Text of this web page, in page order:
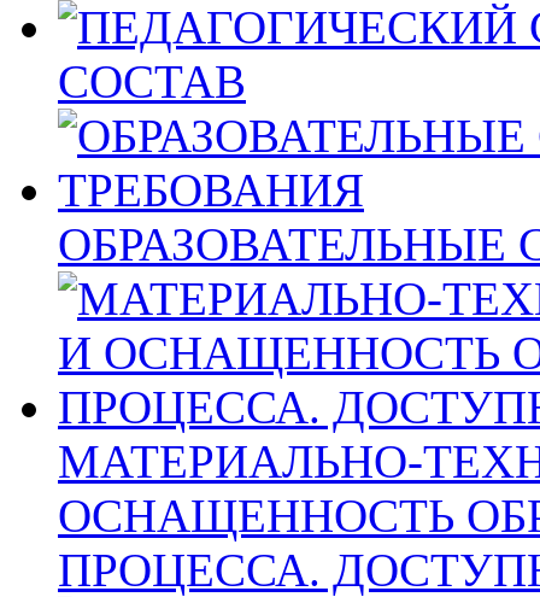
СОСТАВ
ОБРАЗОВАТЕЛЬНЫЕ
МАТЕРИАЛЬНО-
ОСНАЩЕННОСТЬ
ПРОЦЕССА.